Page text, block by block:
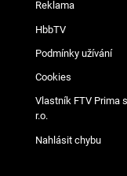
Reklama
HbbTV
Podmínky užívání
Cookies
Vlastník FTV Prima
r.o.
Nahlásit chybu